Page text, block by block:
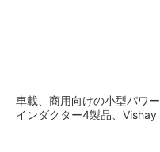
車載、商用向けの小型パワー
インダクター4製品、Vishay